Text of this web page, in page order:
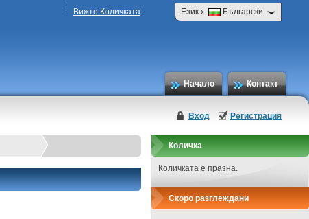
Език › Български
Вижте Количката
Начало Контакт
Вход Регистрация
Количка
Количката е празна.
Скоро разглеждани